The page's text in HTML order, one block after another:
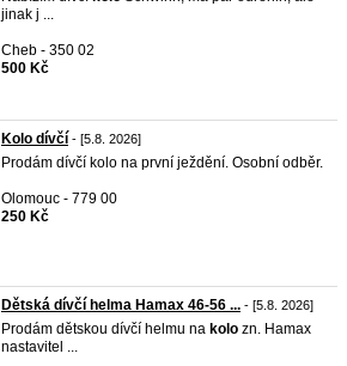
jinak j ...
Cheb - 350 02
500 Kč
Kolo dívčí - [5.8. 2026]
Prodám dívčí kolo na první ježdění. Osobní odběr.
Olomouc - 779 00
250 Kč
Dětská dívčí helma Hamax 46-56 ... - [5.8. 2026]
Prodám dětskou dívčí helmu na kolo zn. Hamax
nastavitel ...